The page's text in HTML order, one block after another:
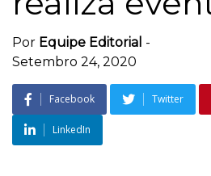
Por Equipe Editorial -
Setembro 24, 2020
Facebook Twitter
LinkedIn